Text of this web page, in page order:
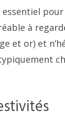
à
et or) et